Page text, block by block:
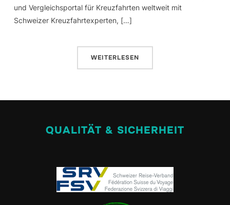
und Vergleichsportal für Kreuzfahrten weltweit mit
Schweizer Kreuzfahrtexperten, […]
WEITERLESEN
QUALITÄT & SICHERHEIT